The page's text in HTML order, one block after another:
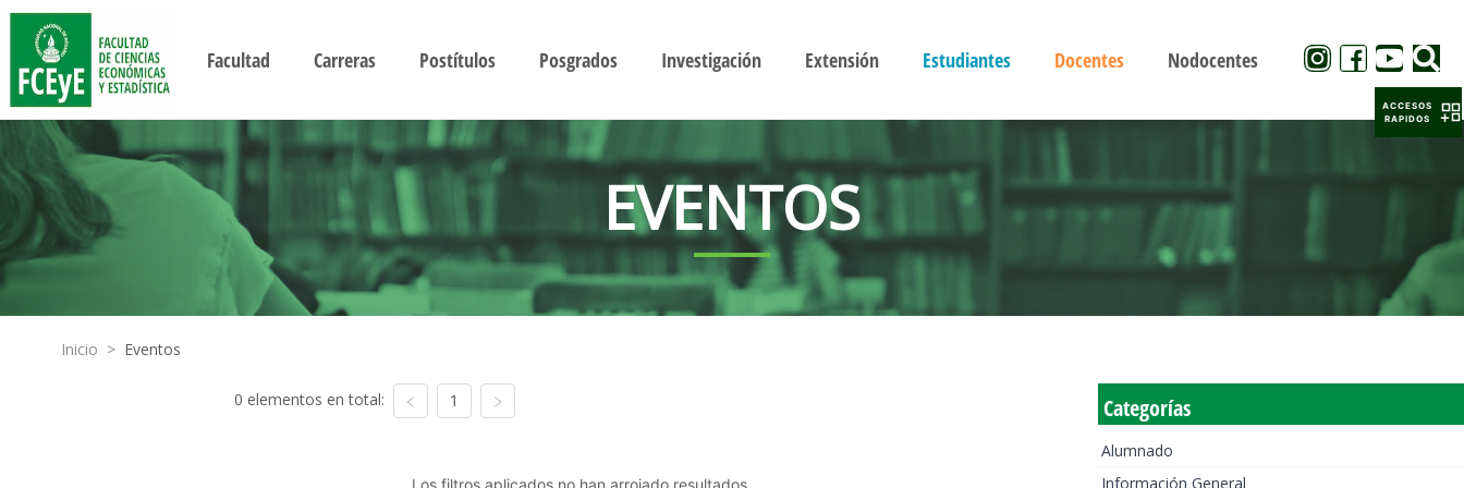
Facultad Carreras Postítulos Posgrados Investigación Extensión Estudiantes Docentes Nodocentes
EVENTOS
Inicio > Eventos
0 elementos en total: 1
Los filtros aplicados no han arrojado resultados
Categorías
Alumnado
Información General
ACCESOS
RAPIDOS